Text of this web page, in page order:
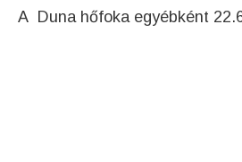
A Duna hőfoka egyébként